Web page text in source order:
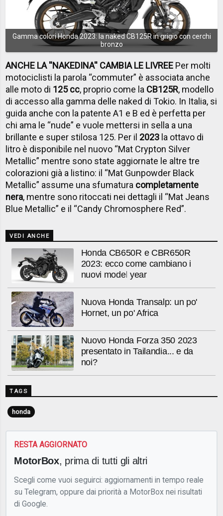
Gamma colori Honda 2023: la naked CB125R in grigio con cerchi
bronzo
ANCHE LA ''NAKEDINA'' CAMBIA LE LIVREE Per molti
motociclisti la parola “commuter” è associata anche
alle moto di 125 cc, proprio come la CB125R, modello
di accesso alla gamma delle naked di Tokio. In Italia, si
guida anche con la patente A1 e B ed è perfetta per
chi ama le “nude” e vuole mettersi in sella a una
brillante e super stilosa 125. Per il 2023 la ottavo di
litro è disponibile nel nuovo “Mat Crypton Silver
Metallic” mentre sono state aggiornate le altre tre
colorazioni già a listino: il “Mat Gunpowder Black
Metallic” assume una sfumatura completamente
nera, mentre sono ritoccati nei dettagli il “Mat Jeans
Blue Metallic” e il “Candy Chromosphere Red”.
VEDI ANCHE
Honda CB650R e CBR650R
2023: ecco come cambiano i
nuovi model year
Nuova Honda Transalp: un po'
Hornet, un po' Africa
Nuovo Honda Forza 350 2023
presentato in Tailandia... e da
noi?
TAGS
honda
RESTA AGGIORNATO
MotorBox, prima di tutti gli altri
Scegli come vuoi seguirci: aggiornamenti in tempo reale
su Telegram, oppure dai priorità a MotorBox nei risultati
di Google.